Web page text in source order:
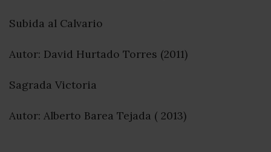
Subida al Calvario
Autor: David Hurtado Torres (2011)
Sagrada Victoria
Autor: Alberto Barea Tejada ( 2013)